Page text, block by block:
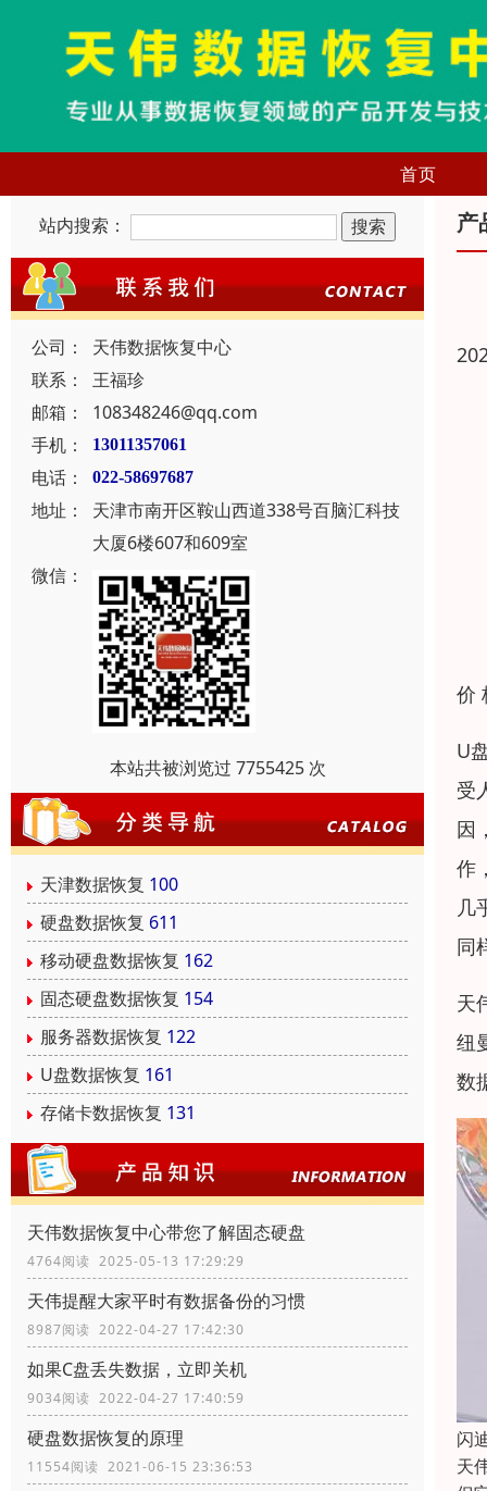
首页
站内搜索：
公司：
天伟数据恢复中心
联系：
王福珍
邮箱：
108348246@qq.com
手机：
13011357061
电话： 022-58697687
地址：
天津市南开区鞍山西道338号百脑汇科技
大厦6楼607和609室
微信：
本站共被浏览过 7755425 次
天津数据恢复 100
硬盘数据恢复 611
移动硬盘数据恢复 162
固态硬盘数据恢复 154
服务器数据恢复 122
U盘数据恢复 161
存储卡数据恢复 131
天伟数据恢复中心带您了解固态硬盘
4764阅读 2025-05-13 17:29:29
天伟提醒大家平时有数据备份的习惯
8987阅读 2022-04-27 17:42:30
如果C盘丢失数据，立即关机
9034阅读 2022-04-27 17:40:59
硬盘数据恢复的原理
11554阅读 2021-06-15 23:36:53
产
价
U
受
因
作
几
同
天
纽
数
闪
天